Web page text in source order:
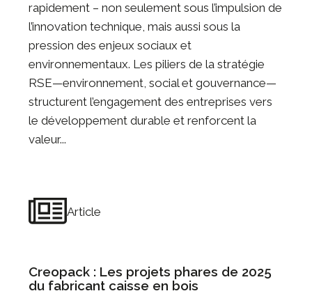
rapidement – non seulement sous l’impulsion de
l’innovation technique, mais aussi sous la
pression des enjeux sociaux et
environnementaux. Les piliers de la stratégie
RSE—environnement, social et gouvernance—
structurent l’engagement des entreprises vers
le développement durable et renforcent la
valeur...
Article
Creopack : Les projets phares de 2025
du fabricant caisse en bois